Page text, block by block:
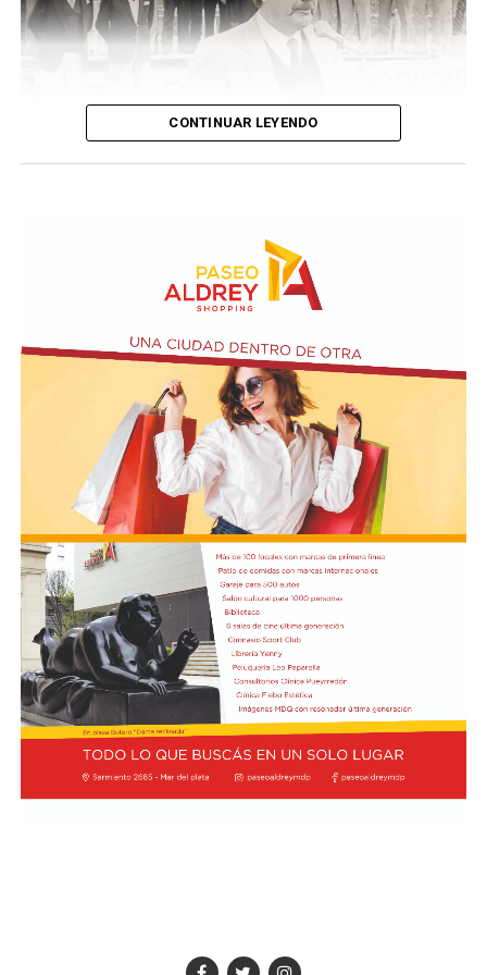
El vendero 13 de agosto se cumplen 38 años de la
desaparición física del ex intendente de Necochea,
en la ruta 88, a pocos kilómetros de Quequén.
Junto con el intendente de Necochea habían muerto
tres docentes que, luego se supo, habían subido a su
automóvil pocos kilómetros antes, donde se hallaban
haciendo dedo. La colisión frontal resultó letal: sólo
sobrevivió el chofer del camión.
El hall del Palacio Comunal fue el lugar donde velaron
sus restos y ante el cual desfiló todo el arco político de
aquel momento, incluyendo a la camada de jóvenes que
habían dado sus primeros pasos en el peronismo, bajo
el liderazgo de “Coco” Taraborelli como conductor. Y el
vicegobernador Luis Macaya, que acompañó sus restos
hasta la despedida final.
Antes de ser inhumados sus restos en el cementerio
municipal, el féretro fue transportado hacia la
Parroquia de los Padres Capuchinos, donde ofició una
Taraborelli fue el primer intendente de Necochea
CONTINUAR LEYENDO